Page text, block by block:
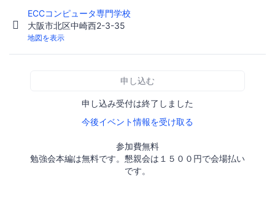
ECCコンピュータ専門学校
大阪市北区中崎西2-3-35
地図を表示
申し込む
申し込み受付は終了しました
今後イベント情報を受け取る
参加費無料
勉強会本編は無料です。懇親会は１５００円で会場払い
です。